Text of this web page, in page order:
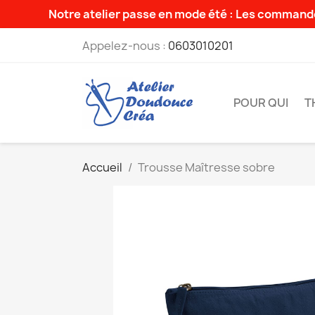
Notre atelier passe en mode été : Les
Appelez-nous : 0603010201
POUR QUI
Accueil Trousse Maîtresse sobre